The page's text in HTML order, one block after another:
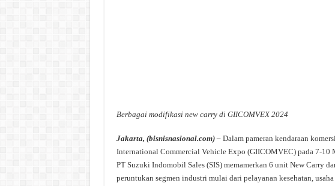
Berbagai modifikasi new carry di GIICOMVEX 2024
Jakarta, (bisnisnasional.com) –Dalam pameran kendaraan
International Commercial Vehicle Expo (GIICOMVEC) pada 7-10
PT Suzuki Indomobil Sales (SIS) memamerkan 6 unit New Carry
peruntukan segmen industri mulai dari pelayanan kesehatan,